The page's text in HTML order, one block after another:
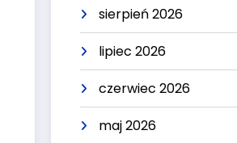
sierpień 2026
lipiec 2026
czerwiec 2026
maj 2026